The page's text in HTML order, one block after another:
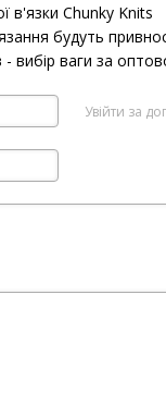
в'язки Chunky Knits
будуть
- вибір ваги за
Увійти за